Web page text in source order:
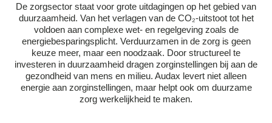
De zorgsector staat voor grote uitdagingen op het gebied van
duurzaamheid. Van het verlagen van de CO₂-uitstoot tot het
voldoen aan complexe wet- en regelgeving zoals de
energiebesparingsplicht. Verduurzamen in de zorg is geen
keuze meer, maar een noodzaak. Door structureel te
investeren in duurzaamheid dragen zorginstellingen bij aan de
gezondheid van mens en milieu. Audax levert niet alleen
energie aan zorginstellingen, maar helpt ook om duurzame
zorg werkelijkheid te maken.